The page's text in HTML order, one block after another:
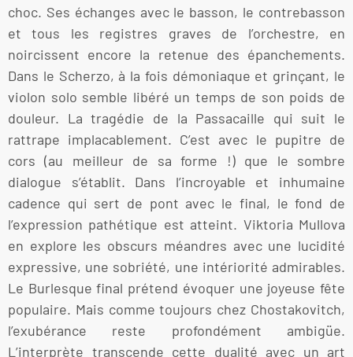
choc. Ses échanges avec le basson, le contrebasson
et tous les registres graves de l’orchestre, en
noircissent encore la retenue des épanchements.
Dans le Scherzo, à la fois démoniaque et grinçant, le
violon solo semble libéré un temps de son poids de
douleur. La tragédie de la Passacaille qui suit le
rattrape implacablement. C’est avec le pupitre de
cors (au meilleur de sa forme !) que le sombre
dialogue s’établit. Dans l’incroyable et inhumaine
cadence qui sert de pont avec le final, le fond de
l’expression pathétique est atteint. Viktoria Mullova
en explore les obscurs méandres avec une lucidité
expressive, une sobriété, une intériorité admirables.
Le Burlesque final prétend évoquer une joyeuse fête
populaire. Mais comme toujours chez Chostakovitch,
l’exubérance reste profondément ambigüe.
L’interprète transcende cette dualité avec un art